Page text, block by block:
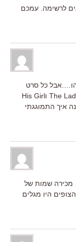
לרשימה. עמכם
כל סרט
שמאזכר את איירין דאן, ברברה סטאנוויק, The Lady Eve וHis Girl
איך התמוגגתי
מכירה שמות של
היו מגלים